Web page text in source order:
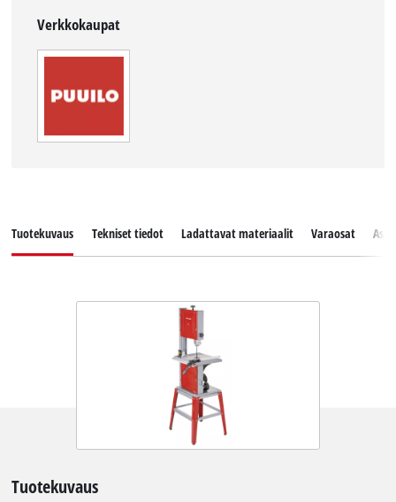
Verkkokaupat
Tuotekuvaus Tekniset tiedot Ladattavat materiaalit Varaosat
Tuotekuvaus